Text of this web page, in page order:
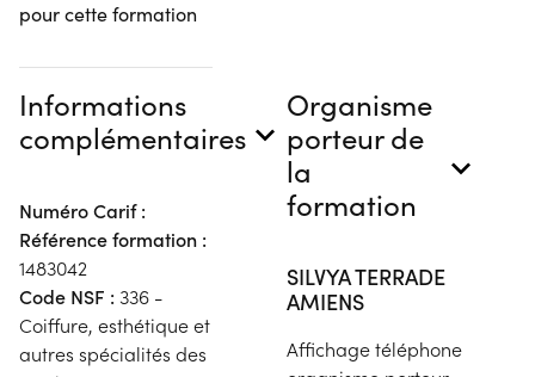
pour cette formation
Informations
complémentaires
Numéro Carif :
Référence formation :
1483042
Code NSF : 336 -
Coiffure, esthétique et
autres spécialités des
Organisme
porteur de
la
formation
SILVYA TERRADE
AMIENS
Affichage téléphone